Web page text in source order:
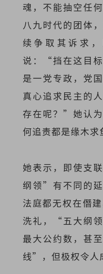
魂，不能抽空任
八九时代的团体
续争取其诉求
说：“挡在这目
是一党专政，党
真心追求民主的
存在呢？”她认
何追责都是缘木求
她表示，即使支
纲领”有不同的
法庭都无权在僭
洗礼，“五大纲
最大公约数，甚
线”，但极权令人